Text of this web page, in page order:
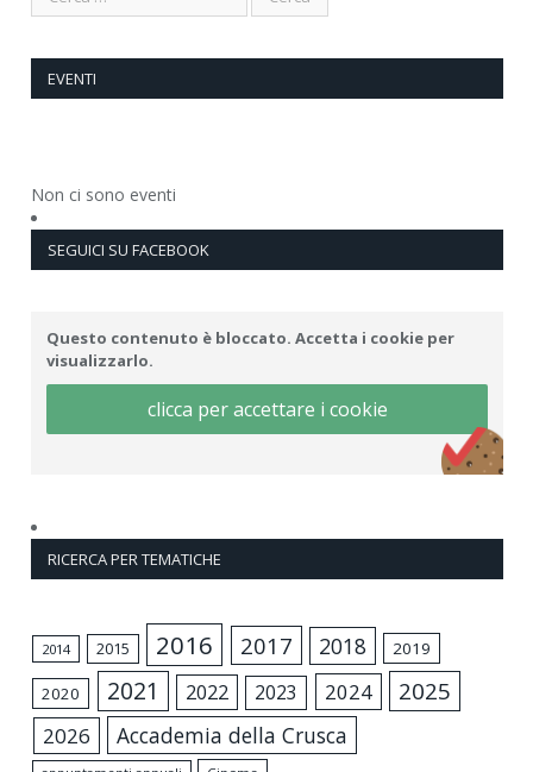
EVENTI
Non ci sono eventi
SEGUICI SU FACEBOOK
Questo contenuto è bloccato. Accetta i cookie per
visualizzarlo.
clicca per accettare i cookie
RICERCA PER TEMATICHE
2014 2015 2016 2017 2018 2019
2020 2021 2022 2023 2024 2025
2026 Accademia della Crusca